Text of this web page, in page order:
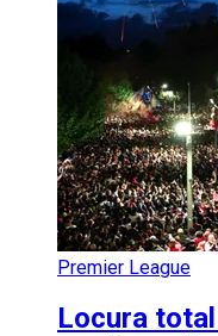
Premier League
Locura